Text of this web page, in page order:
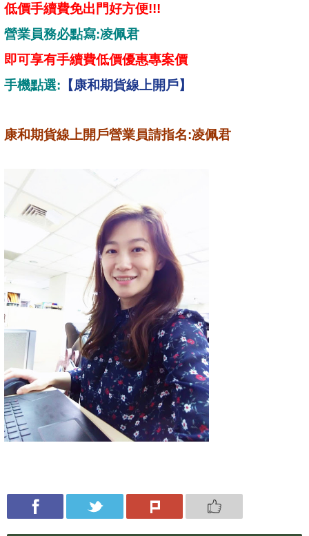
低價手續費免出門好方便!!!
營業員務必點寫:凌佩君
即可享有手續費低價優惠專案價
手機點選: 【康和期貨線上開戶】
康和期貨線上開戶營業員請指名:凌佩君